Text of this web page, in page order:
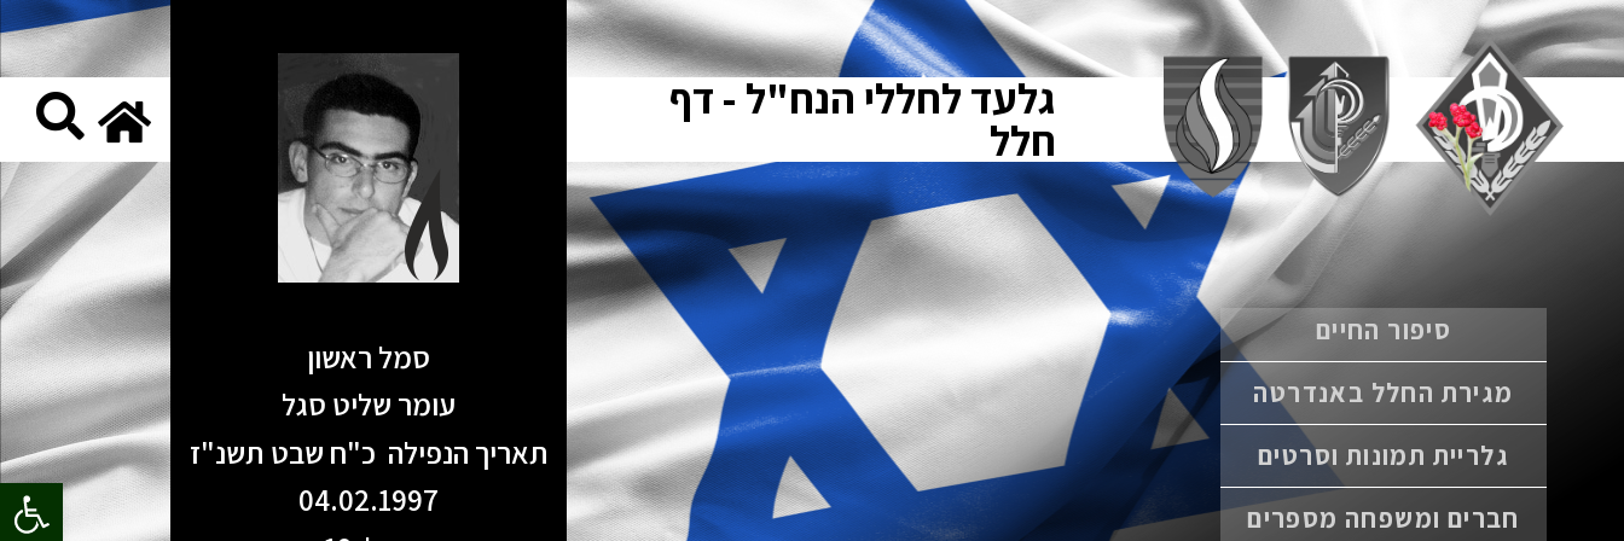
פתח
גלעד לחללי הנח"ל - דף
חלל
סיפור החיים
מגירת החלל באנדרטה
גלריית תמונות וסרטים
חברים ומשפחה מספרים
סמל ראשון
עומר שליט סגל
תאריך הנפילה כ"ח שבט תשנ"ז
04.02.1997